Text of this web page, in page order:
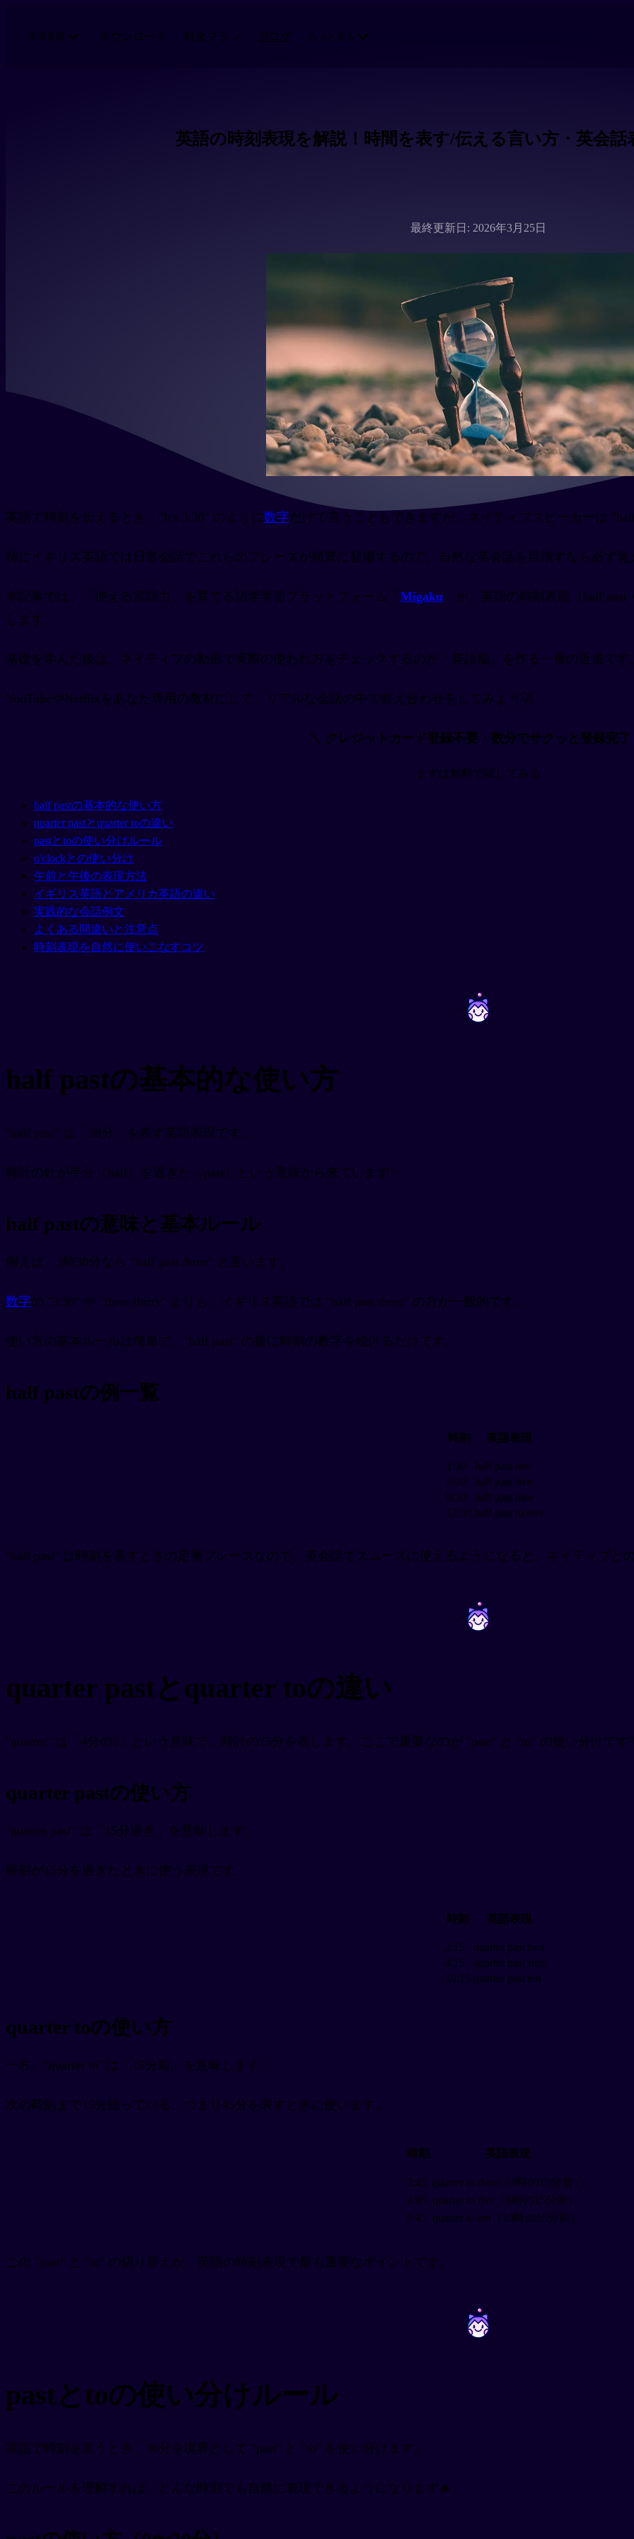
学習言語 ダウンロード 料金プラン ブログ もっと見る
英語の時刻表現を解説！時間を表す/伝える言い方・英会話
最終更新日: 2026年3月25日
英語で時刻を伝えるとき、"It's 3:30" のように数字だけで言うこともできますが、ネイティブスピーカーは
特にイギリス英語では日常会話でこれらのフレーズが頻繁に登場するので、自然な英会話を目指すなら必ず
本記事では、「使える言語力」を育てる語学学習プラットフォーム「 Migaku 」が、英語の時刻表現（half
します。
基礎を学んだ後は、ネイティブの動画で実際の使われ方をチェックするのが「英語脳」を作る一番の近道です
YouTubeやNetflixをあなた専用の教材にして、リアルな会話の中で答え合わせをしてみよう🚀
＼ クレジットカード登録不要・数分でサクッと登録完了
まずは無料で試してみる
half pastの基本的な使い方
quarter pastとquarter toの違い
pastとtoの使い分けルール
o'clockとの使い分け
午前と午後の表現方法
イギリス英語とアメリカ英語の違い
実践的な会話例文
よくある間違いと注意点
時刻表現を自然に使いこなすコツ
~ ~
half pastの基本的な使い方
"half past" は「30分」を表す英語表現です。
時計の針が半分（half）を過ぎた（past）という意味から来ています✨
half pastの意味と基本ルール
例えば、3時30分なら "half past three" と言います。
数字の "3:30" や "three thirty" よりも、イギリス英語では "half past three" の方が一般的です。
使い方の基本ルールは簡単で、"half past" の後に時刻の数字を続けるだけです。
half pastの例一覧
時刻 英語表現
1:30
half past one
5:30
half past five
9:30
half past nine
12:30 half past twelve
"half past" は時刻を表すときの定番フレーズなので、英会話でスムーズに使えるようになると、ネイティブと
~ ~
quarter pastとquarter toの違い
"quarter" は「4分の1」という意味で、時計の15分を表します。ここで重要なのが "past" と "to" の使い分けです
quarter pastの使い方
"quarter past" は「15分過ぎ」を意味します。
時刻が15分を過ぎたときに使う表現です。
時刻 英語表現
2:15
quarter past two
4:15
quarter past four
10:15 quarter past ten
quarter toの使い方
一方、"quarter to" は「15分前」を意味します。
次の時刻まで15分残っている、つまり45分を表すときに使います。
時刻 英語表現
2:45 quarter to three（3時の15分前）
4:45 quarter to five（5時の15分前）
9:45 quarter to ten（10時の15分前）
この "past" と "to" の切り替えが、英語の時刻表現で最も重要なポイントです。
~ ~
pastとtoの使い分けルール
英語で時刻を言うとき、30分を境界として "past" と "to" を使い分けます。
このルールを理解すれば、どんな時刻でも自然に表現できるようになります🔥